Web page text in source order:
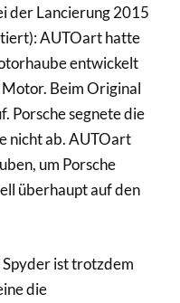
der Lancierung 2015
AUTOart hatte
entwickelt
Beim Original
Porsche segnete die
nicht ab. AUTOart
um Porsche
überhaupt auf den
Spyder ist trotzdem
die